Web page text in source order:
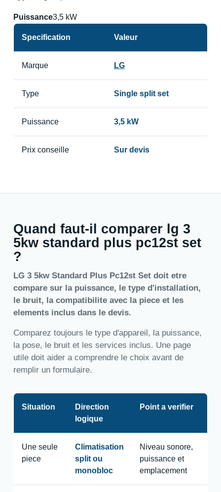
Puissance3,5 kW
Specification Valeur
Marque LG
Type Single split set
Puissance 3,5 kW
Prix conseille Sur devis
Quand faut-il comparer lg 3
5kw standard plus pc12st set
?
LG 3 5kw Standard Plus Pc12st Set doit etre
compare sur la puissance, le type d'installation,
le bruit, la compatibilite avec la piece et les
elements inclus dans le devis.
Comparez toujours le type d'appareil, la puissance,
la pose, le bruit et les services inclus. Une page
utile doit aider a comprendre le choix avant de
remplir un formulaire.
Situation
Direction
logique
Point a verifier
Une seule
piece
Climatisation
split ou
monobloc
Niveau sonore,
puissance et
emplacement